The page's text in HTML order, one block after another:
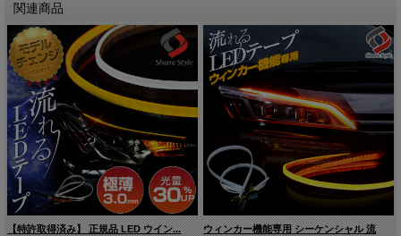
関連商品
【特許取得済み】 正規品 LED ウイン...
ウィンカー機能専用 シーケンシャル 流